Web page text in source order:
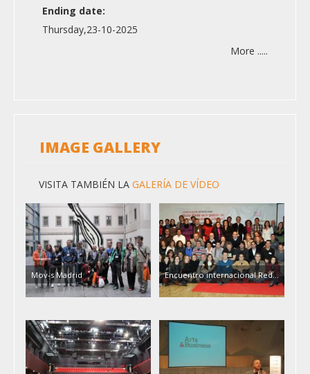
Ending date:
Thursday,23-10-2025
More .....
IMAGE GALLERY
VISITA TAMBIÉN LA GALERÍA DE VÍDEO
Mov-s Madrid Encuentro internacional Red…